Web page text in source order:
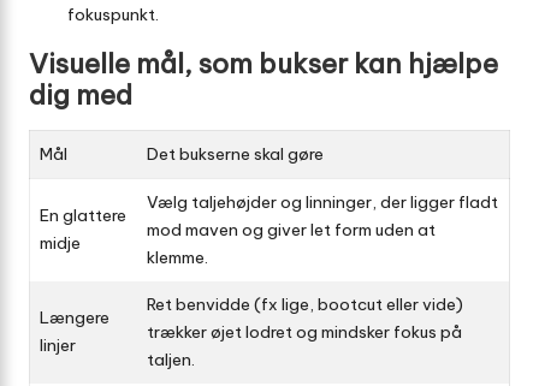
fokuspunkt.
Visuelle mål, som bukser kan hjælpe
dig med
Mål Det bukserne skal gøre
En glattere
midje
Vælg taljehøjder og linninger, der ligger fladt
mod maven og giver let form uden at
klemme.
Længere
linjer
Ret benvidde (fx lige, bootcut eller vide)
trækker øjet lodret og mindsker fokus på
taljen.